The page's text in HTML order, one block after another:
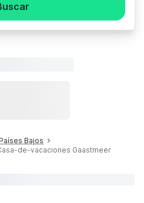
Bajos
de-vacaciones Gaastmeer